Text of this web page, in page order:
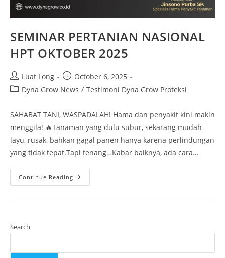
SEMINAR PERTANIAN NASIONAL
HPT OKTOBER 2025
Luat Long
October 6, 2025
Dyna Grow News / Testimoni Dyna Grow Proteksi
SAHABAT TANI, WASPADALAH! Hama dan penyakit kini makin
menggila! 🔥Tanaman yang dulu subur, sekarang mudah
layu, rusak, bahkan gagal panen hanya karena perlindungan
yang tidak tepat.Tapi tenang…Kabar baiknya, ada cara…
Continue Reading
Search